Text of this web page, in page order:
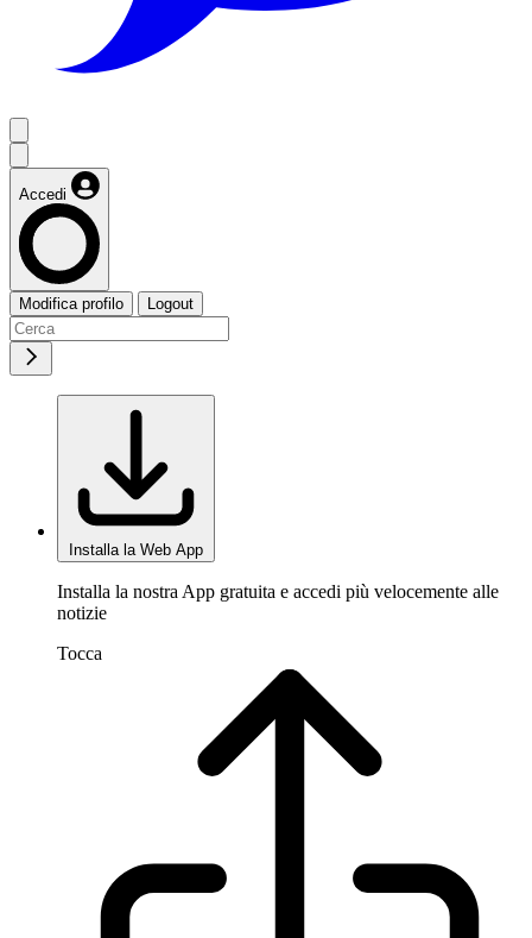
Accedi
Modifica profilo Logout
Installa la Web App
Installa la nostra App gratuita e accedi più velocemente alle
notizie
Tocca